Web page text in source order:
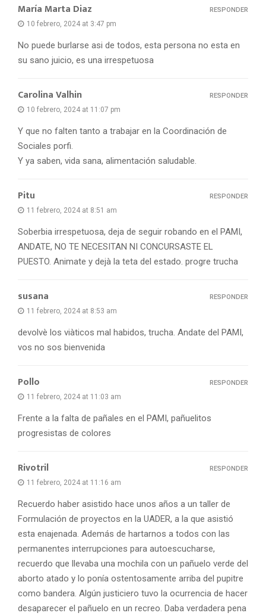
María Marta Diaz
10 febrero, 2024 at 3:47 pm
No puede burlarse asi de todos, esta persona no esta en
su sano juicio, es una irrespetuosa
RESPONDER
Carolina Valhin
10 febrero, 2024 at 11:07 pm
Y que no falten tanto a trabajar en la Coordinación de
Sociales porfi.
Y ya saben, vida sana, alimentación saludable.
RESPONDER
Pitu
11 febrero, 2024 at 8:51 am
Soberbia irrespetuosa, deja de seguir robando en el PAMI,
ANDATE, NO TE NECESITAN NI CONCURSASTE EL
PUESTO. Animate y dejà la teta del estado. progre trucha
RESPONDER
susana
11 febrero, 2024 at 8:53 am
devolvè los viàticos mal habidos, trucha. Andate del PAMI,
vos no sos bienvenida
RESPONDER
Pollo
11 febrero, 2024 at 11:03 am
Frente a la falta de pañales en el PAMI, pañuelitos
progresistas de colores
RESPONDER
Rivotril
11 febrero, 2024 at 11:16 am
Recuerdo haber asistido hace unos años a un taller de
Formulación de proyectos en la UADER, a la que asistió
esta enajenada. Además de hartarnos a todos con las
permanentes interrupciones para autoescucharse,
recuerdo que llevaba una mochila con un pañuelo verde del
aborto atado y lo ponía ostentosamente arriba del pupitre
como bandera. Algún justiciero tuvo la ocurrencia de hacer
desaparecer el pañuelo en un recreo. Daba verdadera pena
RESPONDER